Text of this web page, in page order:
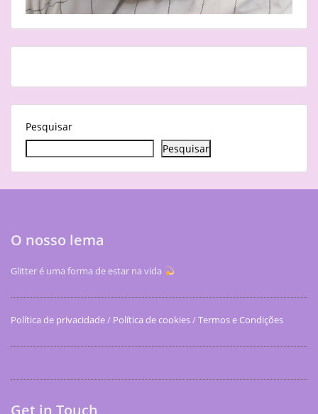
Pesquisar
Pesquisar
O nosso lema
Glitter é uma forma de estar na vida
Política de privacidade/ Política de cookies/Termos e Condições